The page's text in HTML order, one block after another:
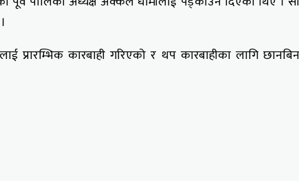
कारबाही गरिएको र थप कारबाहीका लागि